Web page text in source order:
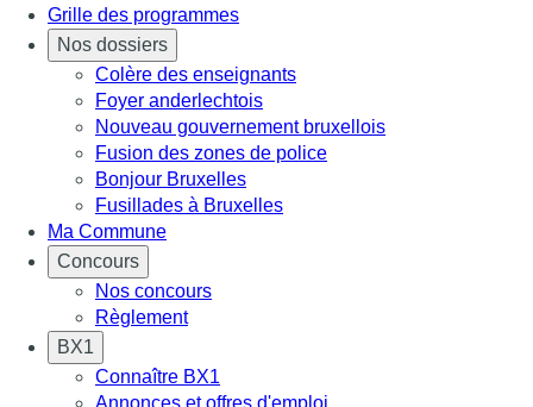
Grille des programmes
Nos dossiers
Colère des enseignants
Foyer anderlechtois
Nouveau gouvernement bruxellois
Fusion des zones de police
Bonjour Bruxelles
Fusillades à Bruxelles
Ma Commune
Concours
Nos concours
Règlement
BX1
Connaître BX1
Annonces et offres d'emploi